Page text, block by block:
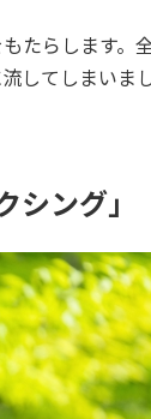
たらします。
してしまいま
ング」